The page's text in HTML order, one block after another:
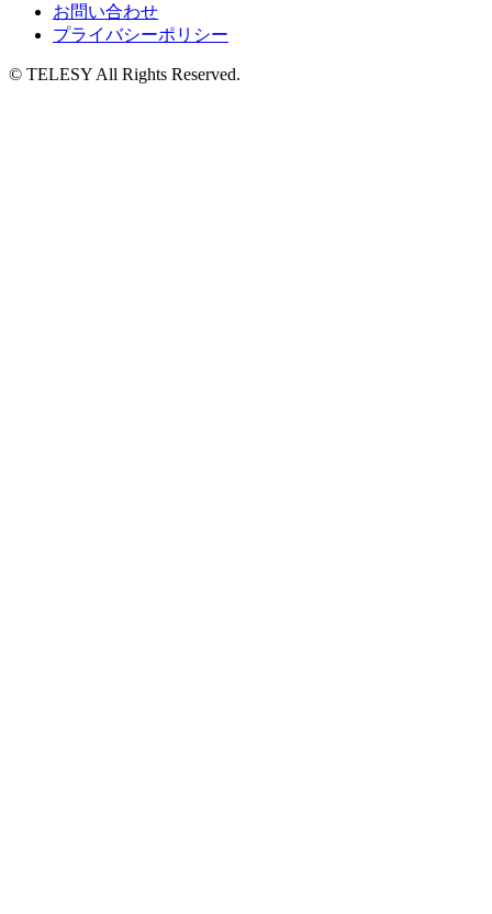
お問い合わせ
プライバシーポリシー
© TELESY All Rights Reserved.